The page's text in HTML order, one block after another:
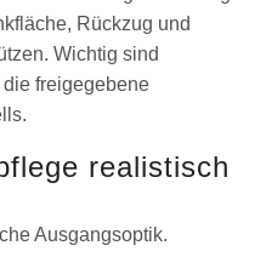
Rückzug und
Wichtig sind
freigegebene
realistisch
Ausgangsoptik.